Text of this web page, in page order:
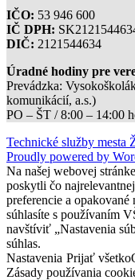
IČO: 53 946 600
IČ DPH:
DIČ: 2121544634
Úradné hodiny pre
Prevádzka:
komunikácií, a.s.)
PO – ŠT / 8:00 – 14:00
Technické služby mesta
Proudly powered by
Na našej webovej
poskytli čo
preferencie a
súhlasíte s používaním
navštíviť „Nastavenia
súhlas.
Nastavenia Prijať všetko
Zásady používania